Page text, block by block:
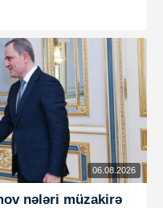
06.08.2026
nələri müzakirə